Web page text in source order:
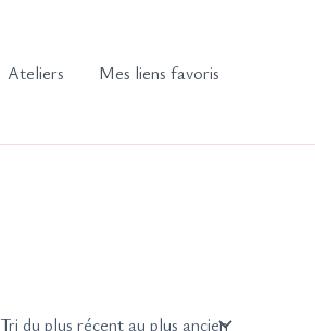
Ateliers Mes liens favoris